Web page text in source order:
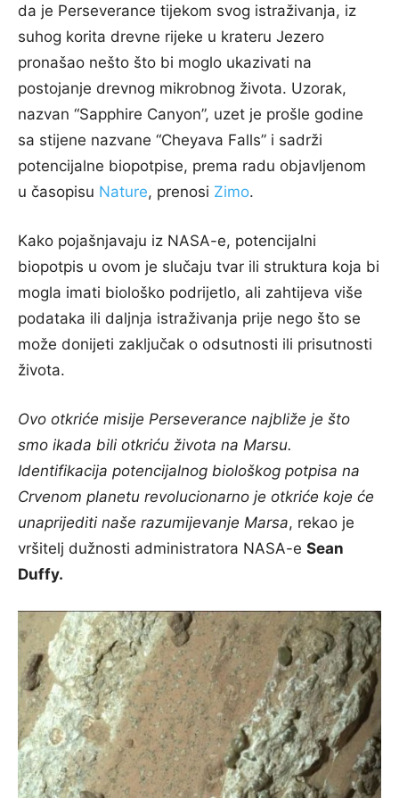
da je Perseverance tijekom svog istraživanja, iz
suhog korita drevne rijeke u krateru Jezero
pronašao nešto što bi moglo ukazivati na
postojanje drevnog mikrobnog života. Uzorak,
nazvan “Sapphire Canyon”, uzet je prošle godine
sa stijene nazvane “Cheyava Falls” i sadrži
potencijalne biopotpise, prema radu objavljenom
u časopisu Nature, prenosi Zimo.
Kako pojašnjavaju iz NASA-e, potencijalni
biopotpis u ovom je slučaju tvar ili struktura koja bi
mogla imati biološko podrijetlo, ali zahtijeva više
podataka ili daljnja istraživanja prije nego što se
može donijeti zaključak o odsutnosti ili prisutnosti
života.
Ovo otkriće misije Perseverance najbliže je što
smo ikada bili otkriću života na Marsu.
Identifikacija potencijalnog biološkog potpisa na
Crvenom planetu revolucionarno je otkriće koje će
unaprijediti naše razumijevanje Marsa, rekao je
vršitelj dužnosti administratora NASA-e Sean
Duffy.